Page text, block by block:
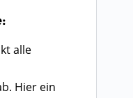
alle
Hier ein